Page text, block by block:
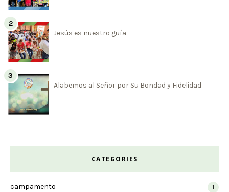
Jesús es nuestro guía
Alabemos al Señor por Su Bondad y Fidelidad
CATEGORIES
campamento 1